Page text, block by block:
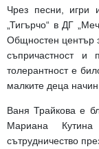
Чрез песни, игри
„Тигърчо“ в ДГ
Общностен център
съпричастност и
толерантност е
малките деца начин.
ВаняТрайкова е
Мариана Кутина
сътрудничество